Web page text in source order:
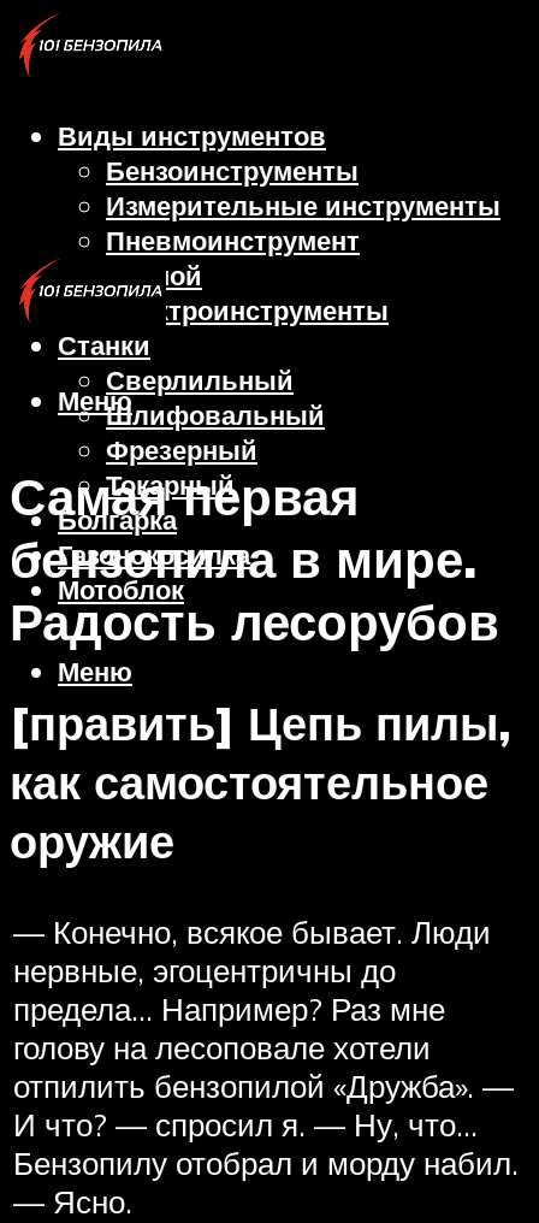
Виды инструментов
Бензоинструменты
Измерительные инструменты
Пневмоинструмент
Ручной
Электроинструменты
Станки
Сверлильный
Шлифовальный
Фрезерный
Токарный
Болгарка
Газонокосилка
Мотоблок
Меню
Меню
Самая первая
бензопила в мире.
Радость лесорубов
[править] Цепь пилы,
как самостоятельное
оружие
— Конечно, всякое бывает. Люди
нервные, эгоцентричны до
предела… Например? Раз мне
голову на лесоповале хотели
отпилить бензопилой «Дружба». —
И что? — спросил я. — Ну, что…
Бензопилу отобрал и морду набил.
— Ясно.